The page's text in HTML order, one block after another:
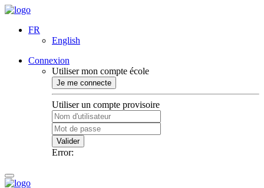
FR
English
Connexion
Utiliser mon compte école
Je me connecte
Utiliser un compte provisoire
Valider
Error: